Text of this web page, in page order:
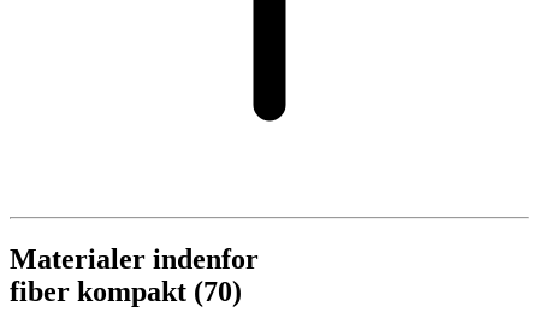
Materialer indenfor
fiber kompakt (70)